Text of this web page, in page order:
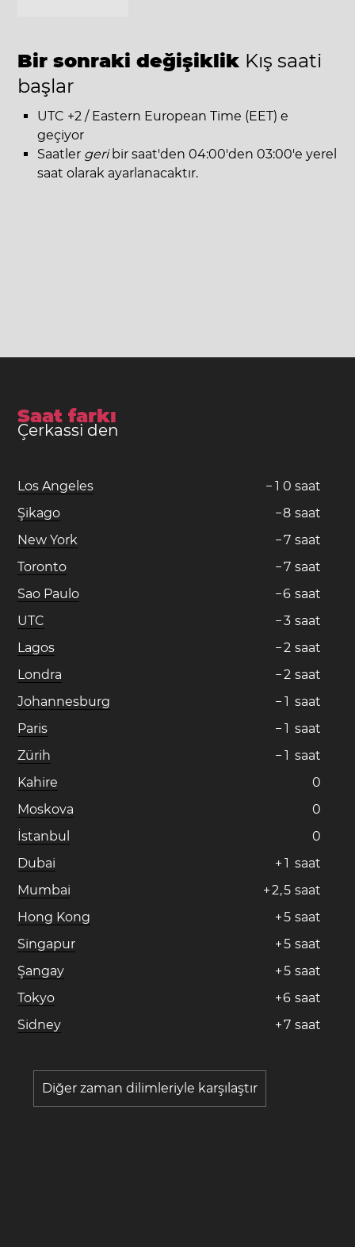
Bir sonraki değişiklik Kış saati
başlar
UTC +2 / Eastern European Time (EET) e
geçiyor
Saatler geribir saat'den 04:00'den 03:00'e yerel
saat olarak ayarlanacaktır.
Saat farkı
Çerkassi den
Los Angeles − 1 0 saat
Şikago
−8 saat
New York
−7 saat
Toronto
−7 saat
Sao Paulo
−6 saat
UTC
−3 saat
Lagos
−2 saat
Londra
−2 saat
Johannesburg
− 1 saat
Paris
− 1 saat
Zürih
− 1 saat
Kahire
0
Moskova
0
İstanbul
0
Dubai
+ 1 saat
Mumbai
+2,5 saat
Hong Kong
+5 saat
Singapur
+5 saat
Şangay
+5 saat
Tokyo
+6 saat
Sidney
+7 saat
Diğer zaman dilimleriyle karşılaştır